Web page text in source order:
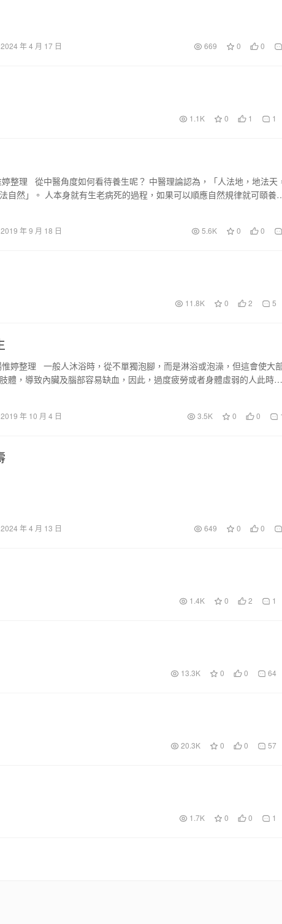
2024 年 4 月 17 日 669 0 0
1.1K 0 1 1
整理 從中醫角度如何看待養生呢？ 中醫理論認為，「人法地，地法天
自然」。 人本身就有生老病死的過程，如果可以順應自然規律就可頤養
2019 年 9 月 18 日 5.6K 0 0
11.8K 0 2 5
婷整理 一般人沐浴時，從不單獨泡腳，而是淋浴或泡澡，但這會使大
體，導致內臟及腦部容易缺血，因此，過度疲勞或者身體虛弱的人此時就
2019 年 10 月 4 日 3.5K 0 0
2024 年 4 月 13 日 649 0 0
1.4K 0 2 1
13.3K 0 0 64
20.3K 0 0 57
1.7K 0 0 1